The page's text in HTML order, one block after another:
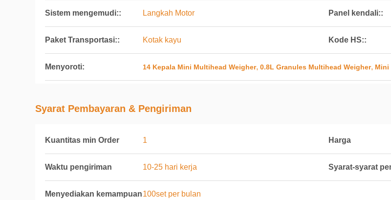
Sistem mengemudi:: Langkah Motor Panel kendali::
Paket Transportasi:: Kotak kayu Kode HS::
Menyoroti: 14 Kepala Mini Multihead Weigher, 0.8L Granules Multihead Weigher, Mini
Syarat Pembayaran & Pengiriman
Kuantitas min Order 1 Harga
Waktu pengiriman 10-25 hari kerja Syarat-syarat
Menyediakan kemampuan100set per bulan